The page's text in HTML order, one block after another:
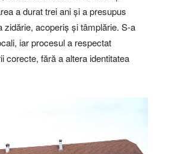
a durat trei ani și a presupus
zidărie, acoperiș și tâmplărie. S-a
iar procesul a respectat
corecte, fără a altera identitatea